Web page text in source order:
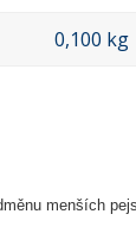
0,100 kg
menších